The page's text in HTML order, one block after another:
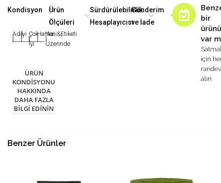
Kondisyon
Adilİyi
|
Çok
İyi
Harika
|
Yeni&Etiketi
Üzerinde
ÜRÜN
KONDISYONU
HAKKINDA
DAHA FAZLA
BILGI EDININ
Ürün
Ölçüleri
Sürdürülebilirlik
Hesaplayıcısı
Gönderim
ve İade
bir
var
için
alın
Benzer Ürünler